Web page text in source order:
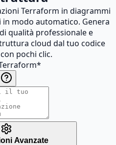
Terraform in diagrammi
modo automatico. Genera
qualità professionale e
cloud dal tuo codice
pochi clic.
*
Avanzate